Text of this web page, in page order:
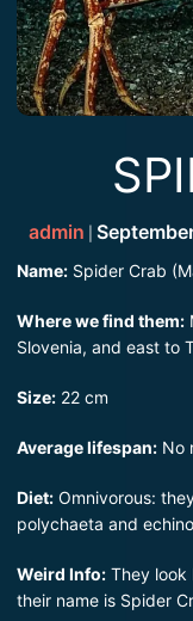
admin
Name: Spider Crab
Where we find them:
Slovenia, and east to
Size: 22 cm
Average lifespan: No
Diet: Omnivorous:
polychaeta and
Weird Info: They look
their name is Spider